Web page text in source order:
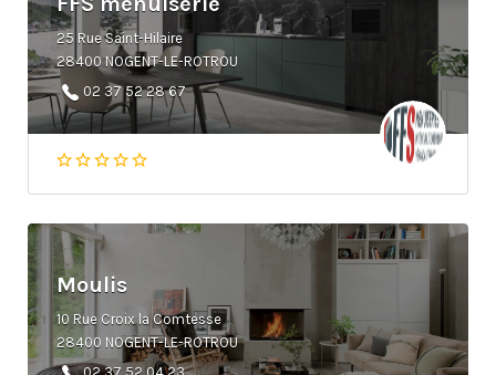
25 Rue Saint-Hilaire
28400 NOGENT-LE-ROTROU
02 37 52 28 67
Moulis
10 Rue Croix la Comtesse
28400 NOGENT-LE-ROTROU